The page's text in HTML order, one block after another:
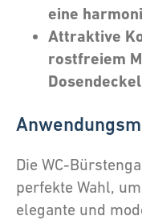
eine
Attraktive
rostfreiem
Die WC-
perfekte Wahl,
elegante und